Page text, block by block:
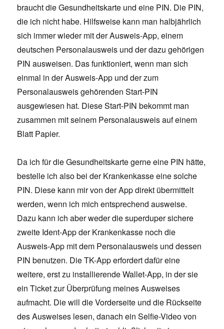
braucht die Gesundheitskarte und eine PIN. Die PIN,
die ich nicht habe. Hilfsweise kann man halbjährlich
sich immer wieder mit der Ausweis-App, einem
deutschen Personalausweis und der dazu gehörigen
PIN ausweisen. Das funktioniert, wenn man sich
einmal in der Ausweis-App und der zum
Personalausweis gehörenden Start-PIN
ausgewiesen hat. Diese Start-PIN bekommt man
zusammen mit seinem Personalausweis auf einem
Blatt Papier.
Da ich für die Gesundheitskarte gerne eine PIN hätte,
bestelle ich also bei der Krankenkasse eine solche
PIN. Diese kann mir von der App direkt übermittelt
werden, wenn ich mich entsprechend ausweise.
Dazu kann ich aber weder die superduper sichere
zweite Ident-App der Krankenkasse noch die
Ausweis-App mit dem Personalausweis und dessen
PIN benutzen. Die TK-App erfordert dafür eine
weitere, erst zu installierende Wallet-App, in der sie
ein Ticket zur Überprüfung meines Ausweises
aufmacht. Die will die Vorderseite und die Rückseite
des Ausweises lesen, danach ein Selfie-Video von